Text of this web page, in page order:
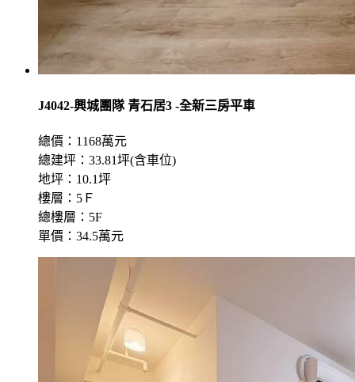
J4042-興城團隊 青石居3 -全新三房平車
總價：1168萬元
總建坪：33.81坪(含車位)
地坪：10.1坪
樓層：5Ｆ
總樓層：5F
單價：34.5萬元